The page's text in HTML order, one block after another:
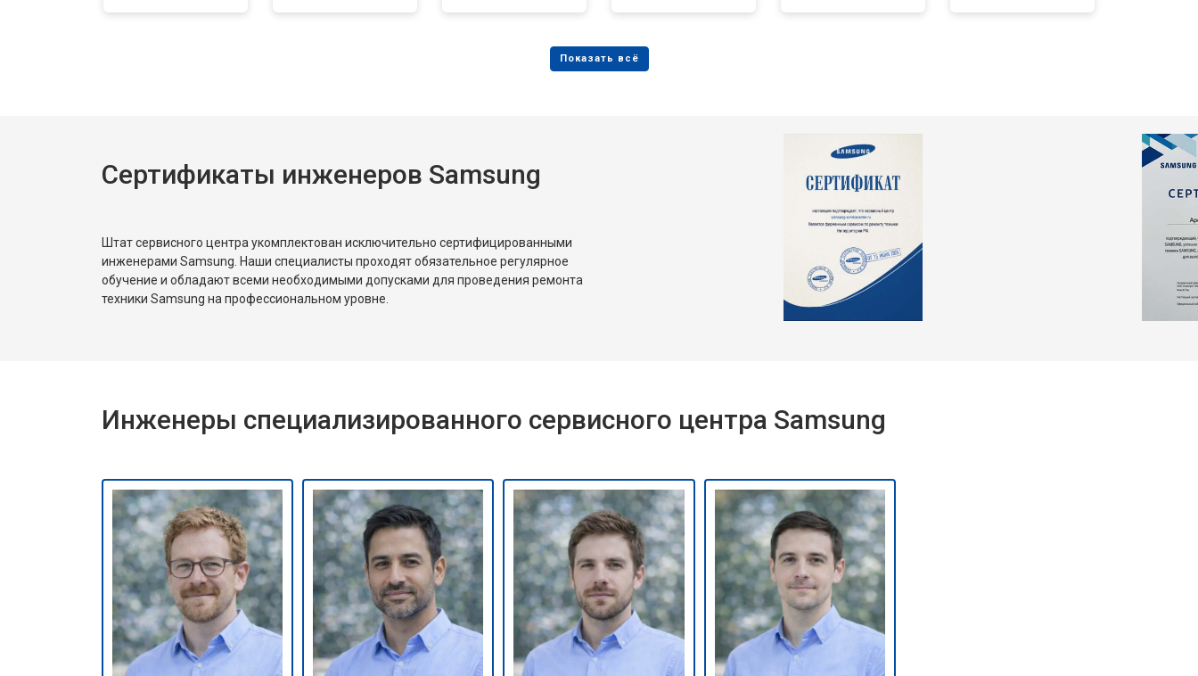
Сертификаты инженеров Samsung
Штат сервисного центра укомплектован исключительно сертифицированными
инженерами Samsung. Наши специалисты проходят обязательное регулярное
обучение и обладают всеми необходимыми допусками для проведения ремонта
техники Samsung на профессиональном уровне.
Инженеры специализированного сервисного центра Samsung